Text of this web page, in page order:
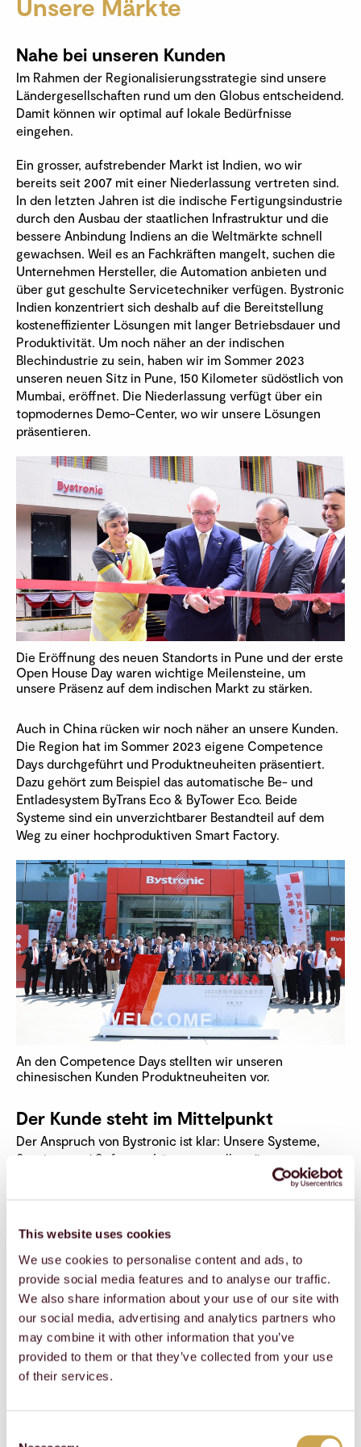
This website uses cookies
We use cookies to personalise content and ads, to
provide social media features and to analyse our traffic.
We also share information about your use of our site with
our social media, advertising and analytics partners who
may combine it with other information that you’ve
provided to them or that they’ve collected from your use
of their services.
Unsere Märkte
Nahe bei unseren Kunden
Im Rahmen der Regionalisierungsstrategie sind unsere
Ländergesellschaften rund um den Globus entscheidend.
Damit können wir optimal auf lokale Bedürfnisse
eingehen.
Ein grosser, aufstrebender Markt ist Indien, wo wir
bereits seit 2007 mit einer Niederlassung vertreten sind.
In den letzten Jahren ist die indische Fertigungsindustrie
durch den Ausbau der staatlichen Infrastruktur und die
bessere Anbindung Indiens an die Weltmärkte schnell
gewachsen. Weil es an Fachkräften mangelt, suchen die
Unternehmen Hersteller, die Automation anbieten und
über gut geschulte Servicetechniker verfügen. Bystronic
Indien konzentriert sich deshalb auf die Bereitstellung
kosteneffizienter Lösungen mit langer Betriebsdauer und
Produktivität. Um noch näher an der indischen
Blechindustrie zu sein, haben wir im Sommer 2023
unseren neuen Sitz in Pune, 150 Kilometer südöstlich von
Mumbai, eröffnet. Die Niederlassung verfügt über ein
topmodernes Demo-Center, wo wir unsere Lösungen
präsentieren.
Die Eröffnung des neuen Standorts in Pune und der erste
Open House Day waren wichtige Meilensteine, um
unsere Präsenz auf dem indischen Markt zu stärken.
Auch in China rücken wir noch näher an unsere Kunden.
Die Region hat im Sommer 2023 eigene Competence
Days durchgeführt und Produktneuheiten präsentiert.
Dazu gehört zum Beispiel das automatische Be- und
Entladesystem ByTrans Eco & ByTower Eco. Beide
Systeme sind ein unverzichtbarer Bestandteil auf dem
Weg zu einer hochproduktiven Smart Factory.
An den Competence Days stellten wir unseren
chinesischen Kunden Produktneuheiten vor.
Der Kunde steht im Mittelpunkt
Der Anspruch von Bystronic ist klar: Unsere Systeme,
Services und Software-Lösungen sollen die
Produktivität, Effizienz und Nachhaltigkeit in der
Vertriebsexperte, Servicetechniker oder Servicehotliner
Situation vor Ort Bescheid wissen: Welche Maschinen
betreibt das Unternehmen? Wann fand letztmals ein
Kundendialog statt? Welche Wartungen sind in nächster
Zeit relevant? Solche Informationen müssen in der
Kommunikation mit Kunden jederzeit vollständig
verfügbar sein. Nur so kann jede Folgekommunikation
nahtlos an den vorangehenden Kontakt anknüpfen.
Management (CRM). Deshalb haben wir Ende 2021